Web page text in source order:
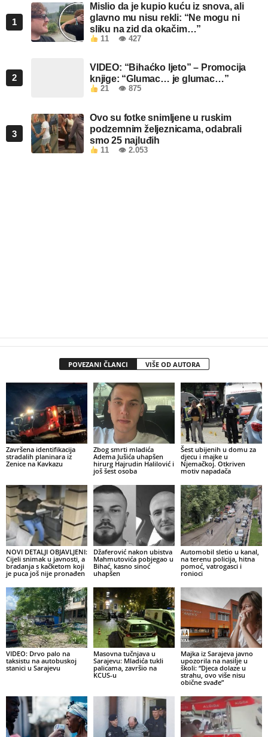
1
Mislio da je kupio kuću iz snova, ali
glavno mu nisu rekli: “Ne mogu ni
sliku na zid da okačim…”
11 👁 427
2
VIDEO: “Bihaćko ljeto” – Promocija
knjige: “Glumac… je glumac…”
21 👁 875
3
Ovo su fotke snimljene u ruskim
podzemnim željeznicama, odabrali
smo 25 najluđih
11 👁 2.053
POVEZANI ČLANCI VIŠE OD AUTORA
Završena identifikacija
stradalih planinara iz
Zenice na Kavkazu
Zbog smrti mladića
Adema Jušića uhapšen
hirurg Hajrudin Halilović i
još šest osoba
Šest ubijenih u domu za
djecu i majke u
Njemačkoj. Otkriven
motiv napadača
NOVI DETALJI OBJAVLJENI:
Cijeli snimak u javnosti, a
bradanja s kačketom koji
je puca još nije pronađen
Džaferović nakon ubistva
Mahmutovića pobjegao u
Bihać, kasno sinoć
uhapšen
Automobil sletio u kanal,
na terenu policija, hitna
pomoć, vatrogasci i
ronioci
VIDEO: Drvo palo na
taksistu na autobuskoj
stanici u Sarajevu
Masovna tučnjava u
Sarajevu: Mladića tukli
palicama, završio na
KCUS-u
Majka iz Sarajeva javno
upozorila na nasilje u
školi: “Djeca dolaze u
strahu, ovo više nisu
obične svađe”